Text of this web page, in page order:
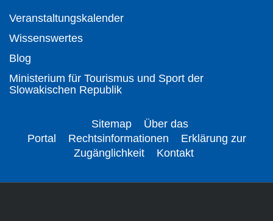
Veranstaltungskalender
Wissenswertes
Blog
Ministerium für Tourismus und Sport der
Slowakischen Republik
Sitemap
Über das
Portal
Rechtsinformationen
Erklärung zur
Zugänglichkeit
Kontakt